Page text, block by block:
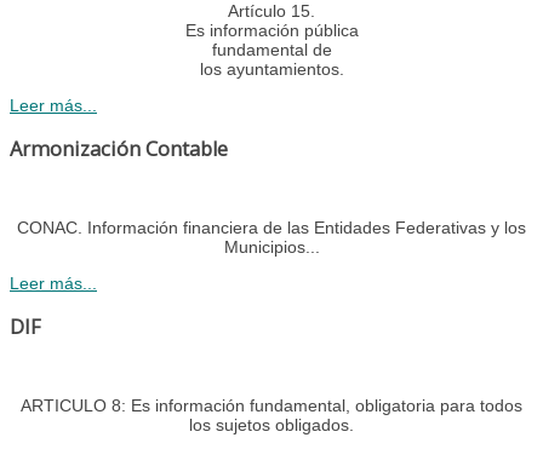
Artículo 15.
Es información pública
fundamental de
los ayuntamientos.
Leer más...
Armonización Contable
CONAC. Información financiera de las Entidades Federativas y los
Municipios...
Leer más...
DIF
ARTICULO 8: Es información fundamental, obligatoria para todos
los sujetos obligados.